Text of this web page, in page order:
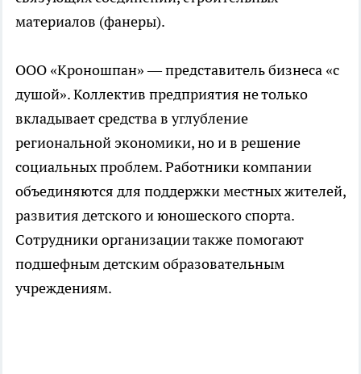
материалов (фанеры).
ООО «Кроношпан» — представитель бизнеса «с
душой». Коллектив предприятия не только
вкладывает средства в углубление
региональной экономики, но и в решение
социальных проблем. Работники компании
объединяются для поддержки местных жителей,
развития детского и юношеского спорта.
Сотрудники организации также помогают
подшефным детским образовательным
учреждениям.